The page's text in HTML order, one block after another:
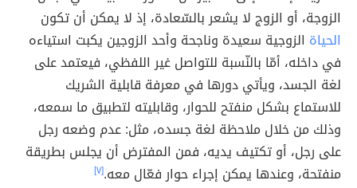
الزوجة، أو الزوج لا يشعر بالسّعادة، إذ لا يمكن أن تكون
الحياة الزوجية سعيدة وناجحة وأحد الزوجين يكبت استياءه
في داخله، أمّا بالنّسبة للتواصل غير اللفظي، فيعتمد على
لغة الجسد، ويأتي دورها في معرفة قابلية الشريك
للاستماع بشكل منفتح للحوار، وقابليته لتطبيق ما سمعه،
وذلك من خلال ملاحظة لغة جسده، مثل: عدم وضعه رجل
على رجل، أو تكتيف يديه، فمن المفترض أن يجلس بطريقة
منفتحة، وعندها يمكن إجراء حوار فعّال معه.[٧]